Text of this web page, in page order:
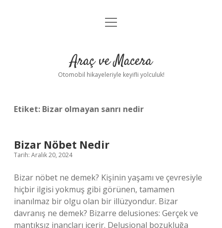
Anasayfa
Yasal Uyarı
menüyü
Araç ve Macera
Otomobil hikayeleriyle keyifli yolculuk!
Etiket: Bizar olmayan sanrı nedir
Bizar Nöbet Nedir
Tarih: Aralık 20, 2024
Bizar nöbet ne demek? Kişinin yaşamı ve çevresiyle
hiçbir ilgisi yokmuş gibi görünen, tamamen
inanılmaz bir olgu olan bir illüzyondur. Bizar
davranış ne demek? Bizarre delusiones: Gerçek ve
mantıksız inançları içerir. Delusional bozukluğa